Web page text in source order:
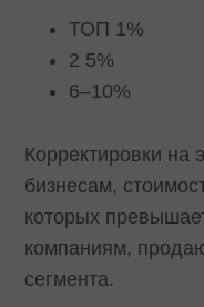
ТОП 1%
2 ­5%
6–10%
Корректировки на
бизнесам,
которых
компаниям,
сегмента.